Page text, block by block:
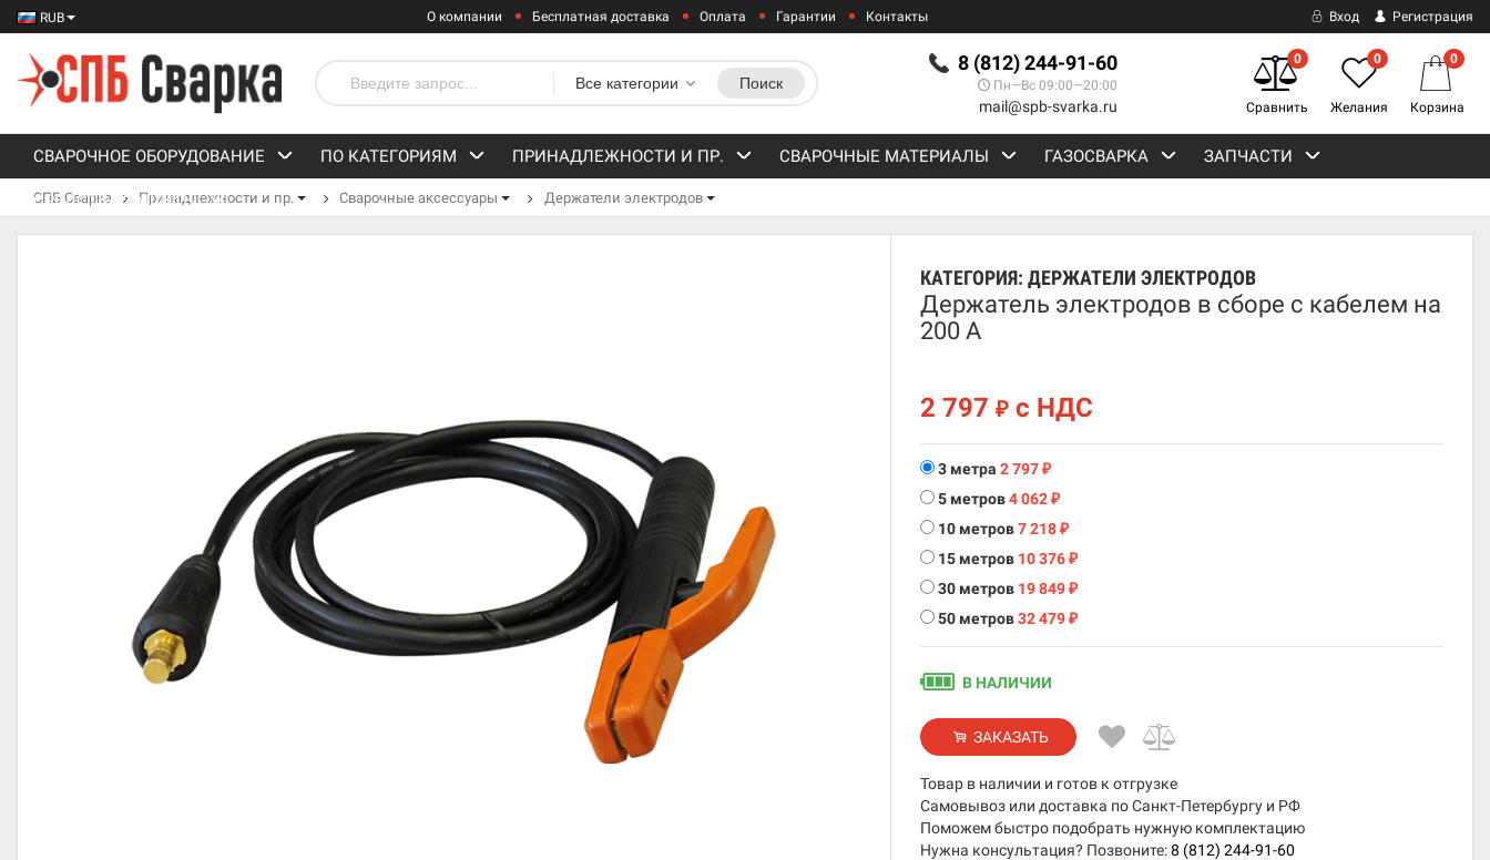
RUB О компании Бесплатная доставка Оплата Гарантии Контакты Вход Регистрация
8 (812) 244-91-60
Пн—Вс 09:00—20:00
mail@spb-svarka.ru
Все категории Поиск
0
Сравнить
0
Желания
0
Корзина
СВАРОЧНОЕ ОБОРУДОВАНИЕ ПО КАТЕГОРИЯМ ПРИНАДЛЕЖНОСТИ И ПР. СВАРОЧНЫЕ МАТЕРИАЛЫ ГАЗОСВАРКА ЗАПЧАСТИ
СРЕДСТВА ЗАЩИТЫ
СПБ Сварка Принадлежности и пр. Сварочные аксессуары Держатели электродов
КАТЕГОРИЯ:ДЕРЖАТЕЛИ ЭЛЕКТРОДОВ
Держатель электродов в сборе с кабелем на
200 А
2 797₽ с НДС
3 метра 2 797₽
5 метров4 062₽
10 метров7 218₽
15 метров 10 376₽
30 метров 19 849₽
50 метров32 479₽
В НАЛИЧИИ
ЗАКАЗАТЬ
Товар в наличии и готов к отгрузке
Самовывоз или доставка по Санкт-Петербургу и РФ
Поможем быстро подобрать нужную комплектацию
Нужна консультация? Позвоните:8 (812) 244-91-60